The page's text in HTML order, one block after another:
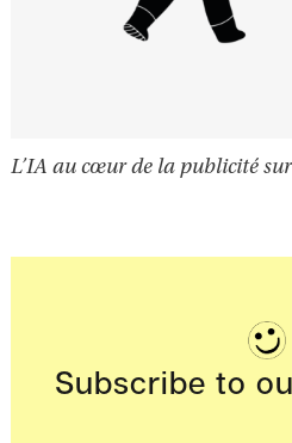
L’IA au cœur de la publicité
Subscribe to